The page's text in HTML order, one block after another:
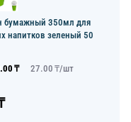
бумажный 350мл для
напитков зеленый 50
₸ 27.00 ₸/шт